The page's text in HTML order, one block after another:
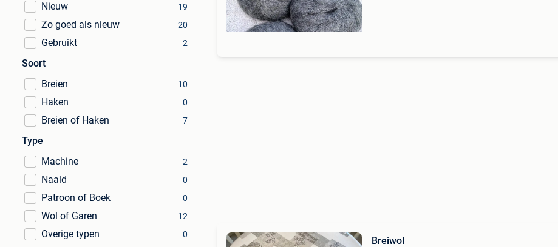
Nieuw
19
Zo goed als nieuw 20
Gebruikt 2
Soort
Breien
10
Haken 0
Breien of Haken 7
Type
Machine
2
Naald 0
Patroon of Boek 0
Wol of Garen 12
Overige typen 0
Breiwol